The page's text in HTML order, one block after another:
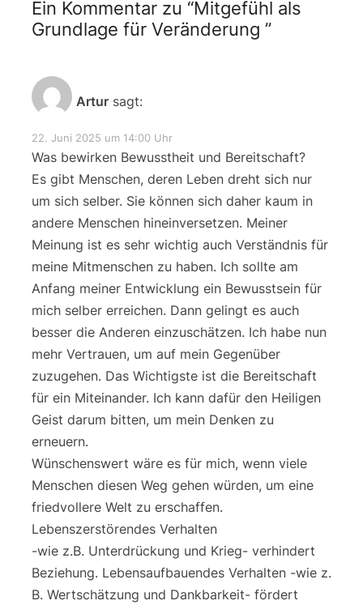
Ein Kommentar zu “Mitgefühl als
Grundlage für Veränderung ”
Artur sagt:
22. Juni 2025 um 14:00 Uhr
Was bewirken Bewusstheit und Bereitschaft?
Es gibt Menschen, deren Leben dreht sich nur
um sich selber. Sie können sich daher kaum in
andere Menschen hineinversetzen. Meiner
Meinung ist es sehr wichtig auch Verständnis für
meine Mitmenschen zu haben. Ich sollte am
Anfang meiner Entwicklung ein Bewusstsein für
mich selber erreichen. Dann gelingt es auch
besser die Anderen einzuschätzen. Ich habe nun
mehr Vertrauen, um auf mein Gegenüber
zuzugehen. Das Wichtigste ist die Bereitschaft
für ein Miteinander. Ich kann dafür den Heiligen
Geist darum bitten, um mein Denken zu
erneuern.
Wünschenswert wäre es für mich, wenn viele
Menschen diesen Weg gehen würden, um eine
friedvollere Welt zu erschaffen.
Lebenszerstörendes Verhalten
-wie z.B. Unterdrückung und Krieg- verhindert
Beziehung. Lebensaufbauendes Verhalten -wie z.
B. Wertschätzung und Dankbarkeit- fördert